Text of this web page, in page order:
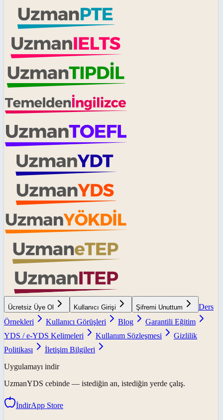
Ücretsiz Üye Ol Kullanıcı Girişi Şifremi Unuttum
Ders
Örnekleri
Kullanıcı Görüşleri Blog
Garantili Eğitim
YDS / e-YDS Kelimeleri
Kullanım Sözleşmesi
Gizlilik
Politikası
İletişim Bilgileri
Uygulamayı indir
UzmanYDS cebinde — istediğin an, istediğin yerde çalış.
İndirApp Store